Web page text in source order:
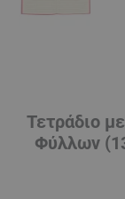
Τετράδιο
Φύλλων